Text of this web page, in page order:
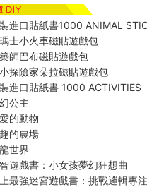
進口貼紙書1000 ANIMAL
士小火車磁貼遊戲包
師巴布磁貼遊戲包
探險家朵拉磁貼遊戲包
進口貼紙書 1000 ACTIVITIES
公主
的動物
的農場
世界
遊戲書：小女孩夢幻狂想曲
最強迷宮遊戲書：挑戰邏輯專